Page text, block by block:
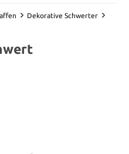
Dekorative Schwerter